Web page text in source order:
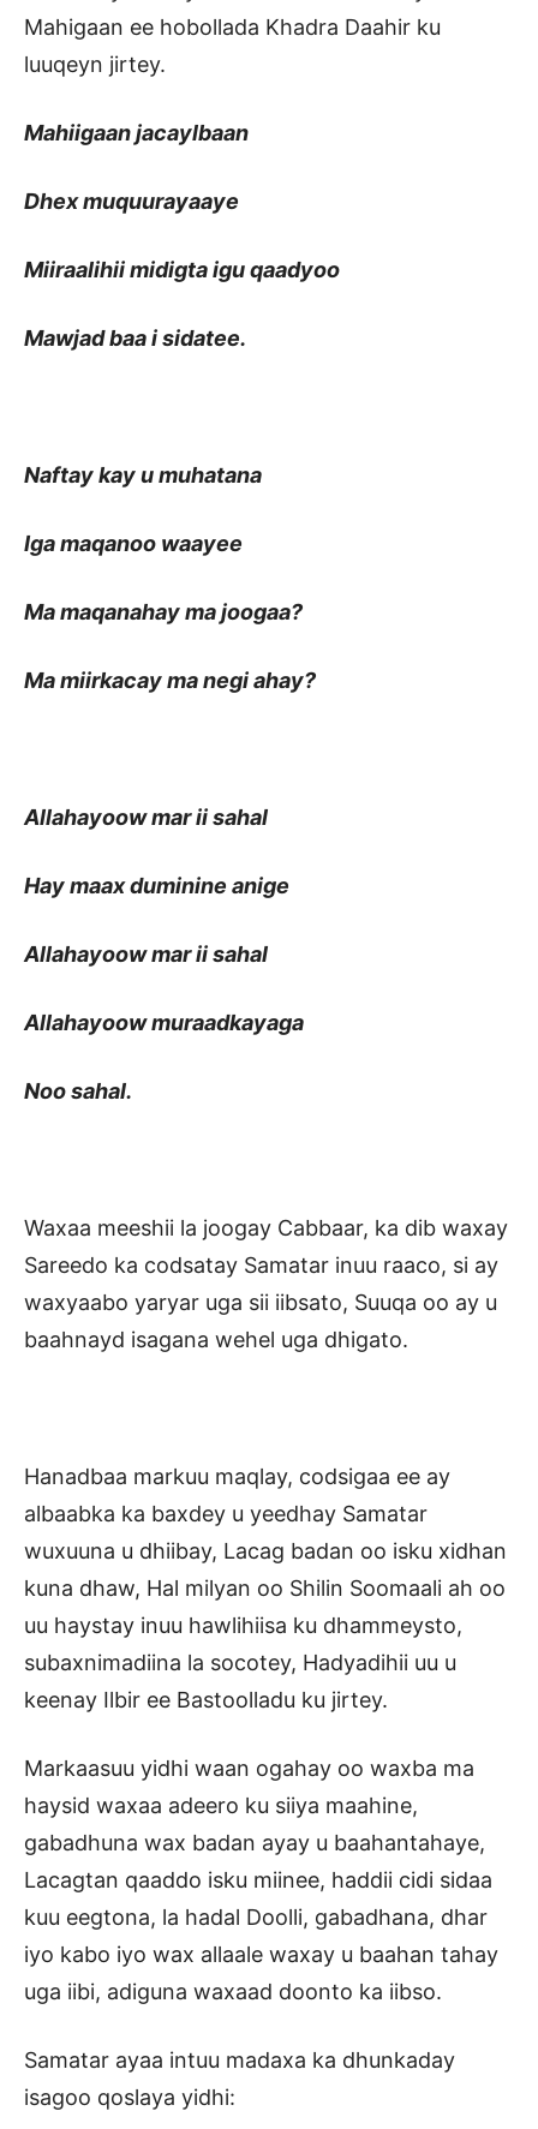
Mahigaan ee hobollada Khadra Daahir ku
luuqeyn jirtey.
Mahiigaan jacaylbaan
Dhex muquurayaaye
Miiraalihii midigta igu qaadyoo
Mawjad baa i sidatee.
Naftay kay u muhatana
Iga maqanoo waayee
Ma maqanahay ma joogaa?
Ma miirkacay ma negi ahay?
Allahayoow mar ii sahal
Hay maax duminine anige
Allahayoow mar ii sahal
Allahayoow muraadkayaga
Noo sahal.
Waxaa meeshii la joogay Cabbaar, ka dib waxay
Sareedo ka codsatay Samatar inuu raaco, si ay
waxyaabo yaryar uga sii iibsato, Suuqa oo ay u
baahnayd isagana wehel uga dhigato.
Hanadbaa markuu maqlay, codsigaa ee ay
albaabka ka baxdey u yeedhay Samatar
wuxuuna u dhiibay, Lacag badan oo isku xidhan
kuna dhaw, Hal milyan oo Shilin Soomaali ah oo
uu haystay inuu hawlihiisa ku dhammeysto,
subaxnimadiina la socotey, Hadyadihii uu u
keenay Ilbir ee Bastoolladu ku jirtey.
Markaasuu yidhi waan ogahay oo waxba ma
haysid waxaa adeero ku siiya maahine,
gabadhuna wax badan ayay u baahantahaye,
Lacagtan qaaddo isku miinee, haddii cidi sidaa
kuu eegtona, la hadal Doolli, gabadhana, dhar
iyo kabo iyo wax allaale waxay u baahan tahay
uga iibi, adiguna waxaad doonto ka iibso.
Samatar ayaa intuu madaxa ka dhunkaday
isagoo qoslaya yidhi: